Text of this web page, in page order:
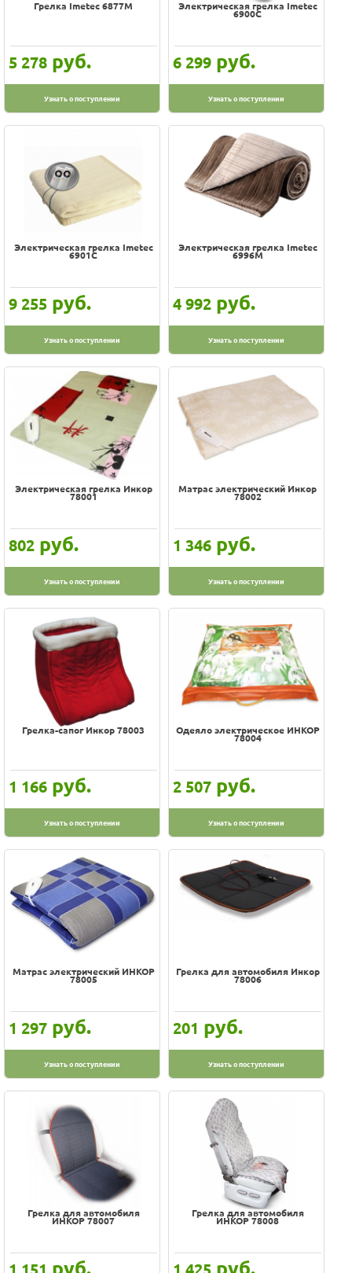
Грелка Imetec 6877M
5 278 руб.
Узнать о поступлении
Электрическая грелка Imetec
6900С
6 299 руб.
Узнать о поступлении
Электрическая грелка Imetec
6901С
9 255 руб.
Узнать о поступлении
Электрическая грелка Imetec
6996M
4 992 руб.
Узнать о поступлении
Электрическая грелка Инкор
78001
802 руб.
Узнать о поступлении
Матрас электрический Инкор
78002
1 346 руб.
Узнать о поступлении
Грелка-сапог Инкор 78003
1 166 руб.
Узнать о поступлении
Одеяло электрическое ИНКОР
78004
2 507 руб.
Узнать о поступлении
Матрас электрический ИНКОР
78005
1 297 руб.
Узнать о поступлении
Грелка для автомобиля Инкор
78006
201 руб.
Узнать о поступлении
Грелка для автомобиля
ИНКОР 78007
руб.
Грелка для автомобиля
ИНКОР 78008
руб.